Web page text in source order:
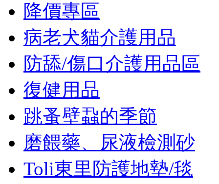
降價專區
病老犬貓介護用品
防舔/傷口介護用品區
復健用品
跳蚤壁蝨的季節
磨餵藥、尿液檢測砂
Toli東里防護地墊/毯